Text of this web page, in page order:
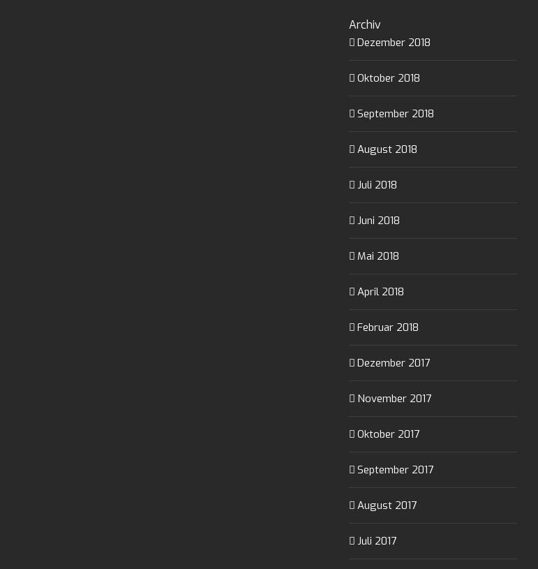
Archiv
Dezember 2018
Oktober 2018
September 2018
August 2018
Juli 2018
Juni 2018
Mai 2018
April 2018
Februar 2018
Dezember 2017
November 2017
Oktober 2017
September 2017
August 2017
Juli 2017